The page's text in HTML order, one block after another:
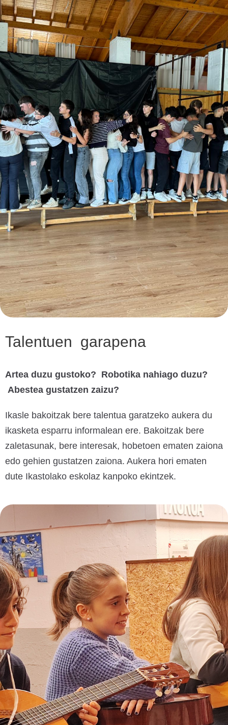
Talentuen garapena
Artea duzu gustoko? Robotika nahiago duzu?
Abestea gustatzen zaizu?
Ikasle bakoitzak bere talentua garatzeko aukera du
ikasketa esparru informalean ere. Bakoitzak bere
zaletasunak, bere interesak, hobetoen ematen zaiona
edo gehien gustatzen zaiona. Aukera hori ematen
dute Ikastolako eskolaz kanpoko ekintzek.